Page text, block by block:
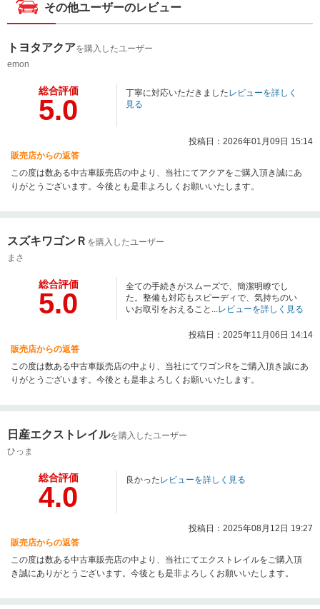
その他ユーザーのレビュー
トヨタアクアを購入したユーザー
emon
総合評価
5.0
丁寧に対応いただきましたレビューを詳しく
見る
投稿日：2026年01月09日 15:14
販売店からの返答
この度は数ある中古車販売店の中より、当社にてアクアをご購入頂き誠にあ
りがとうございます。今後とも是非よろしくお願いいたします。
スズキワゴンＲ を購入したユーザー
まさ
総合評価
5.0
全ての手続きがスムーズで、簡潔明瞭でし
た。整備も対応もスピーディで、気持ちのい
いお取引をおえること... レビューを詳しく見る
投稿日：2025年11月06日 14:14
販売店からの返答
この度は数ある中古車販売店の中より、当社にてワゴンRをご購入頂き誠にあ
りがとうございます。今後とも是非よろしくお願いいたします。
日産エクストレイルを購入したユーザー
ひっま
総合評価
4.0
良かったレビューを詳しく見る
投稿日：2025年08月12日 19:27
販売店からの返答
この度は数ある中古車販売店の中より、当社にてエクストレイルをご購入頂
き誠にありがとうございます。今後とも是非よろしくお願いいたします。